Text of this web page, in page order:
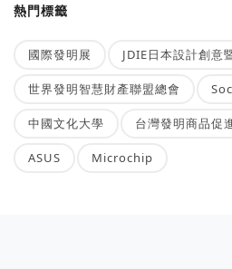
熱門標籤
國際發明展 JDIE日本設計創意
世界發明智慧財產聯盟總會
中國文化大學 台灣發明商品促
ASUS Microchip